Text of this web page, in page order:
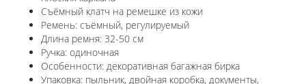
Съёмный клатч на ремешке из кожи
Ремень: съёмный, регулируемый
Длина ремня: 32-50 см
Ручка: одиночная
Особенности: декоративная багажная бирка
Упаковка: пыльник, двойная коробка, документы,